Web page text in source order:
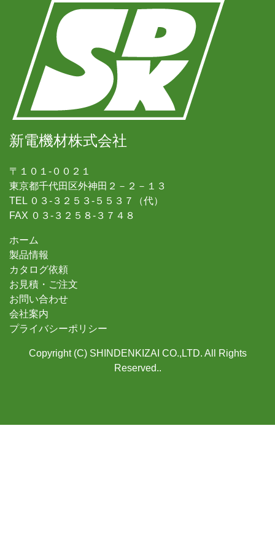
新電機材株式会社
〒１０１-００２１
東京都千代田区外神田２－２－１３
TEL ０３-３２５３-５５３７（代）
FAX ０３-３２５８-３７４８
ホーム
製品情報
カタログ依頼
お見積・ご注文
お問い合わせ
会社案内
プライバシーポリシー
Copyright (C) SHINDENKIZAI CO.,LTD. All Rights
Reserved..